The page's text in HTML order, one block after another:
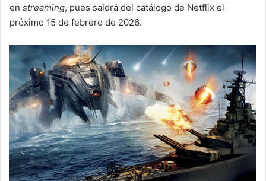
en streaming, pues saldrá del catálogo de Netflix el
próximo 15 de febrero de 2026.